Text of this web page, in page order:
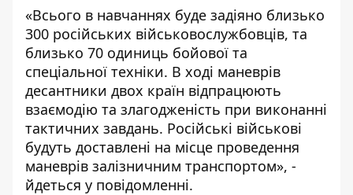
«Всього в навчаннях буде задіяно близько
300 російських військовослужбовців, та
близько 70 одиниць бойової та
спеціальної техніки. В ході маневрів
десантники двох країн відпрацюють
взаємодію та злагодженість при виконанні
тактичних завдань. Російські військові
будуть доставлені на місце проведення
маневрів залізничним транспортом», -
йдеться у повідомленні.